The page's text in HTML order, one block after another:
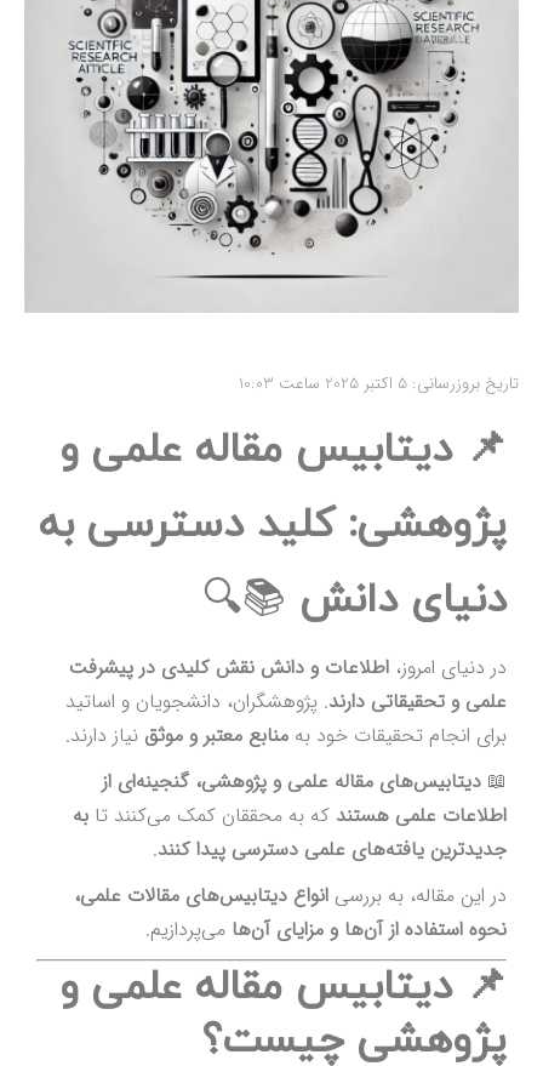
تاریخ بروزرسانی: 5 اکتبر 2025 ساعت 10:03
📌 دیتابیس مقاله علمی و
پژوهشی: کلید دسترسی به
دنیای دانش 📚🔍
در دنیای امروز، اطلاعات و دانش نقش کلیدی در پیشرفت
علمی و تحقیقاتی دارند. پژوهشگران، دانشجویان و اساتید
برای انجام تحقیقات خود به منابع معتبر و موثق نیاز دارند.
📖 دیتابیس‌های مقاله علمی و پژوهشی، گنجینه‌ای از
اطلاعات علمی هستند که به محققان کمک می‌کنند تا به
جدیدترین یافته‌های علمی دسترسی پیدا کنند.
در این مقاله، به بررسی انواع دیتابیس‌های مقالات علمی،
نحوه استفاده از آن‌ها و مزایای آن‌ها می‌پردازیم.
📌 دیتابیس مقاله علمی و
پژوهشی چیست؟